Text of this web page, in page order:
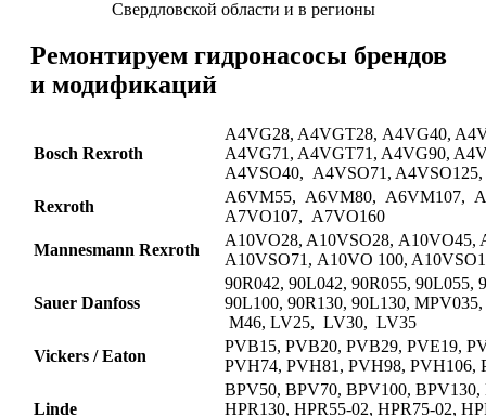
Свердловской области и в регионы
Ремонтируем гидронасосы брендов
и модификаций
Bosch Rexroth
A4VG28, A4VGT28, A4VG40,
A4VG71, A4VGT71, A4VG90,
A4VSO40, A4VSO71, A4VSO125,
Rexroth
A6VM55, A6VM80, A6VM107,
A7VO107, A7VO160
Mannesmann Rexroth
A10VO28, A10VSO28, A10VO45,
A10VSO71, A10VO 100,
Sauer Danfoss
90R042, 90L042, 90R055, 90L055,
90L100, 90R130, 90L130,
M46, LV25, LV30, LV35
Vickers / Eaton
PVB15, PVB20, PVB29, PVE19,
PVH74, PVH81, PVH98, PVH106,
Linde
BPV50, BPV70, BPV100, BPV130,
HPR130, HPR55-02, HPR75-02,